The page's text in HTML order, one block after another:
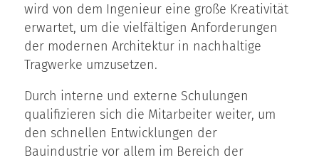
wird von dem Ingenieur eine große Kreativität
erwartet, um die vielfältigen Anforderungen
der modernen Architektur in nachhaltige
Tragwerke umzusetzen.
Durch interne und externe Schulungen
qualifizieren sich die Mitarbeiter weiter, um
den schnellen Entwicklungen der
Bauindustrie vor allem im Bereich der